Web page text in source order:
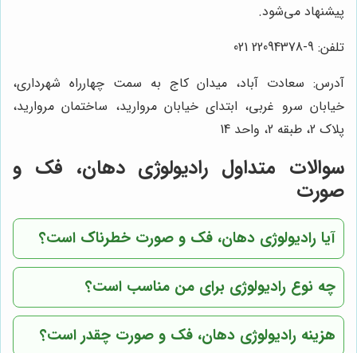
پیشنهاد می‌شود.
تلفن: 9-22094378 021
آدرس: سعادت آباد، میدان کاج به سمت چهارراه شهرداری،
خیابان سرو غربی، ابتدای خیابان مروارید، ساختمان مروارید،
پلاک 2، طبقه 2، واحد 14
سوالات متداول رادیولوژی دهان، فک و
صورت
آیا رادیولوژی دهان، فک و صورت خطرناک است؟
چه نوع رادیولوژی برای من مناسب است؟
هزینه رادیولوژی دهان، فک و صورت چقدر است؟